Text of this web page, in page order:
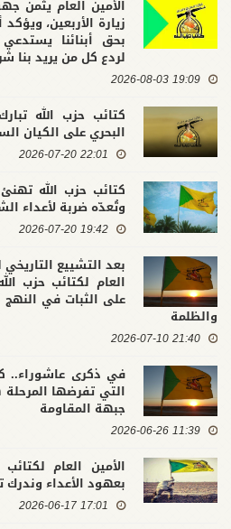
الأمين العام يثمن
زيارة الأربعين،
بحق أبنائنا
لردع كل من يريد بنا
19:09 2026-08-03
كتائب حزب الله
البحري على الكيان
22:01 2026-07-20
كتائب حزب الله
وتُعدّه ضربة لأعداء
19:42 2026-07-20
بعد التشييع
العام لكتائب حزب
على الثبات في النهج
والظلمة
21:40 2026-07-10
في ذكرى عاشوراء..
التي تفرضها
جبهة المقاومة
11:39 2026-06-26
الأمين العام
بعهود الأعداء وندرك
17:01 2026-06-17